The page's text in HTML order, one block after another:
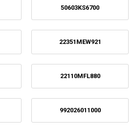
50603KS6700
22351MEW921
22110MFL880
992026011000